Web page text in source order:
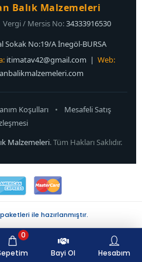
Balık Malzemeleri
/ Mersis No:34333916530
Sokak No:19/A İnegöl-BURSA
itimatav42@gmail.com | Web:
Koşulları •
Mesafeli Satış
Malzemeleri. Tüm Hakları Saklıdır.
0
Bayi Ol
Hesabım
ile hazırlanmıştır.